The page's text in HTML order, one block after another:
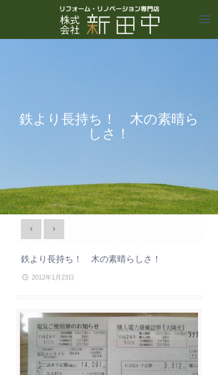
鉄より長持ち！ 木の素晴ら
しさ！
鉄より長持ち！ 木の素晴らしさ！
2012年1月23日